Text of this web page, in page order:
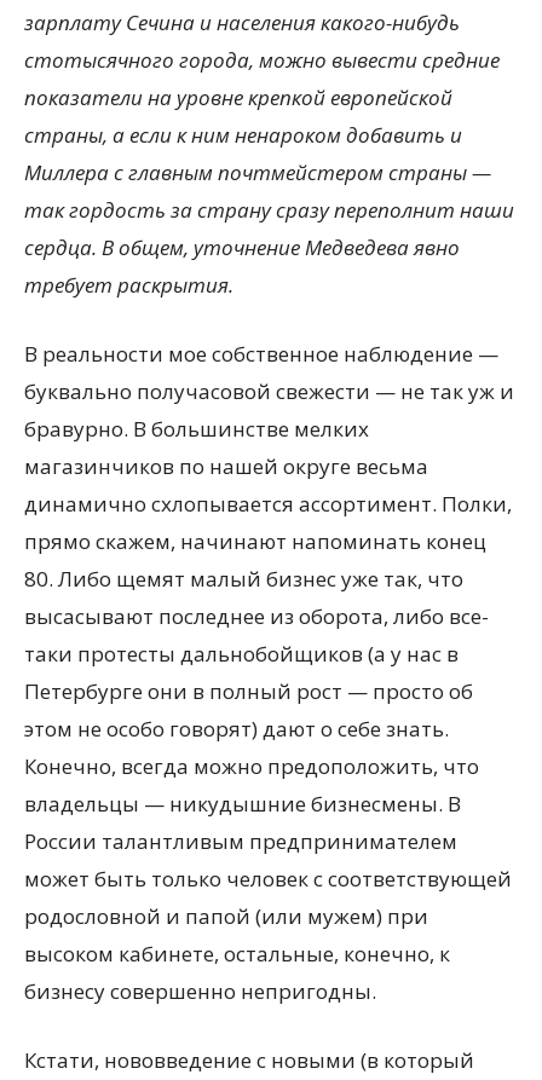
зарплату Сечина и населения какого-нибудь
стотысячного города, можно вывести средние
показатели на уровне крепкой европейской
страны, а если к ним ненароком добавить и
Миллера с главным почтмейстером страны —
так гордость за страну сразу переполнит наши
сердца. В общем, уточнение Медведева явно
требует раскрытия.
В реальности мое собственное наблюдение —
буквально получасовой свежести — не так уж и
бравурно. В большинстве мелких
магазинчиков по нашей округе весьма
динамично схлопывается ассортимент. Полки,
прямо скажем, начинают напоминать конец
80. Либо щемят малый бизнес уже так, что
высасывают последнее из оборота, либо все-
таки протесты дальнобойщиков (а у нас в
Петербурге они в полный рост — просто об
этом не особо говорят) дают о себе знать.
Конечно, всегда можно предоположить, что
владельцы — никудышние бизнесмены. В
России талантливым предпринимателем
может быть только человек с соответствующей
родословной и папой (или мужем) при
высоком кабинете, остальные, конечно, к
бизнесу совершенно непригодны.
Кстати, нововведение с новыми (в который